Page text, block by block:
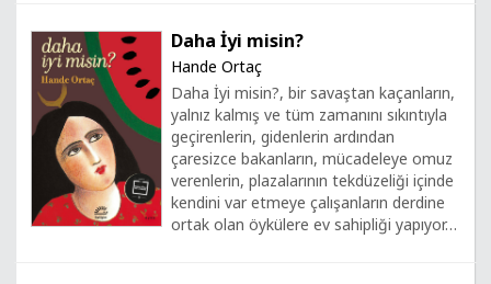
Daha İyi misin?
Hande Ortaç
Daha İyi misin?, bir savaştan kaçanların,
yalnız kalmış ve tüm zamanını sıkıntıyla
geçirenlerin, gidenlerin ardından
çaresizce bakanların, mücadeleye omuz
verenlerin, plazalarının tekdüzeliği içinde
kendini var etmeye çalışanların derdine
ortak olan öykülere ev sahipliği yapıyor…